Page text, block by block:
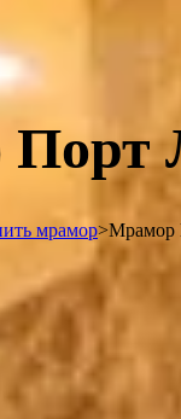
мрамор>Мрамор